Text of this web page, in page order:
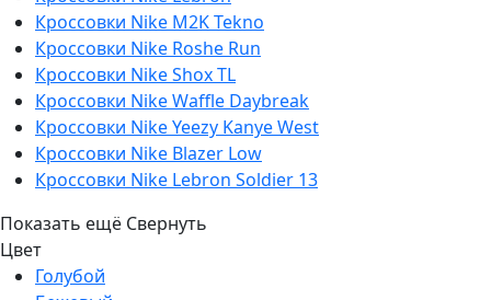
Кроссовки Nike M2K Tekno
Кроссовки Nike Roshe Run
Кроссовки Nike Shox TL
Кроссовки Nike Waffle Daybreak
Кроссовки Nike Yeezy Kanye West
Кроссовки Nike Blazer Low
Кроссовки Nike Lebron Soldier 13
Показать ещё Свернуть
Цвет
Голубой